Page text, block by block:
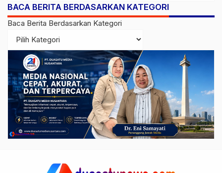
Diperiksa
BACA BERITA BERDASARKAN KATEGORI
Baca Berita Berdasarkan Kategori